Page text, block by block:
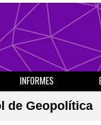
INFORMES
de Geopolítica